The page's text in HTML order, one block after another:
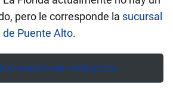
pero le corresponde la sucursal
de Puente Alto.
estado de mi licencia